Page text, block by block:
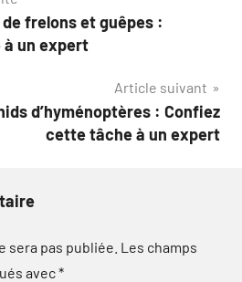
frelons et guêpes :
un expert
Article suivant
d’hyménoptères : Confiez
cette tâche à un expert
sera pas publiée. Les champs
avec*